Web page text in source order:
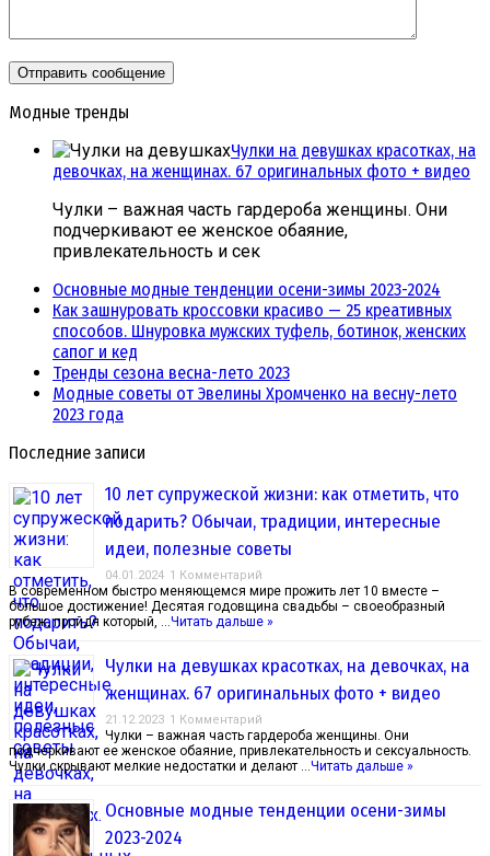
Модные тренды
Чулки на девушках красотках, на
девочках, на женщинах. 67 оригинальных фото + видео
Чулки – важная часть гардероба женщины. Они
подчеркивают ее женское обаяние,
привлекательность и сек
Основные модные тенденции осени-зимы 2023-2024
Как зашнуровать кроссовки красиво — 25 креативных
способов. Шнуровка мужских туфель, ботинок, женских
сапог и кед
Тренды сезона весна-лето 2023
Модные советы от Эвелины Хромченко на весну-лето
2023 года
Последние записи
10 лет супружеской жизни: как отметить, что
подарить? Обычаи, традиции, интересные
идеи, полезные советы
04.01.2024 1 Комментарий
В современном быстро меняющемся мире прожить лет 10 вместе –
большое достижение! Десятая годовщина свадьбы – своеобразный
рубеж, пройдя который, …Читать дальше »
Чулки на девушках красотках, на девочках, на
женщинах. 67 оригинальных фото + видео
21.12.2023 1 Комментарий
Чулки – важная часть гардероба женщины. Они
подчеркивают ее женское обаяние, привлекательность и сексуальность.
Чулки скрывают мелкие недостатки и делают …Читать дальше »
Основные модные тенденции осени-зимы
2023-2024